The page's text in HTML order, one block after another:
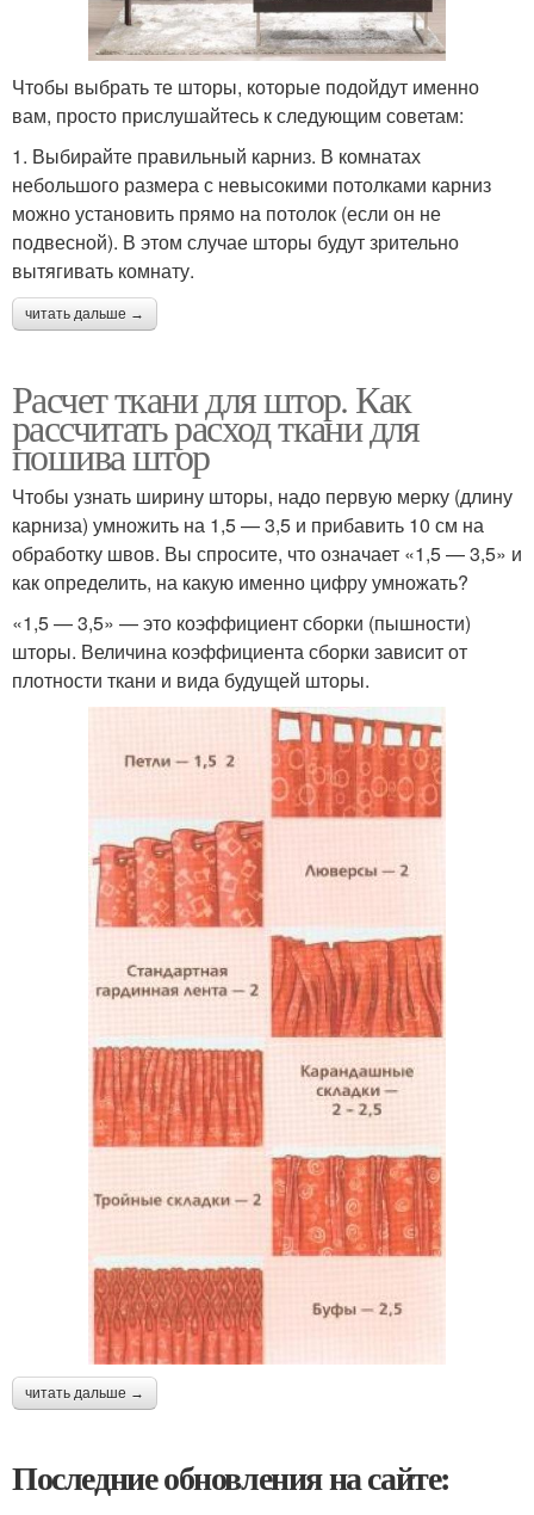
Чтобы выбрать те шторы, которые подойдут именно
вам, просто прислушайтесь к следующим советам:
1. Выбирайте правильный карниз. В комнатах
небольшого размера с невысокими потолками карниз
можно установить прямо на потолок (если он не
подвесной). В этом случае шторы будут зрительно
вытягивать комнату.
читать дальше →
Расчет ткани для штор. Как
рассчитать расход ткани для
пошива штор
Чтобы узнать ширину шторы, надо первую мерку (длину
карниза) умножить на 1,5 — 3,5 и прибавить 10 см на
обработку швов. Вы спросите, что означает «1,5 — 3,5» и
как определить, на какую именно цифру умножать?
«1,5 — 3,5» — это коэффициент сборки (пышности)
шторы. Величина коэффициента сборки зависит от
плотности ткани и вида будущей шторы.
читать дальше →
Последние обновления на сайте: